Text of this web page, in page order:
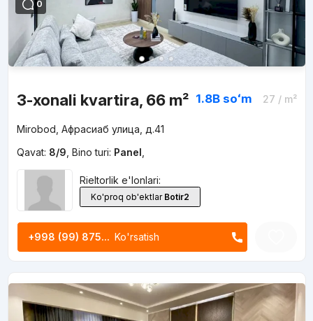
0
3-xonali kvartira, 66 m² 1.8B soʻm 27 / m²
Mirobod, Афрасиаб улица, д.41
Qavat: 8/9 Bino turi: Panel
Rieltorlik e'lonlari:
Ko'proq ob'ektlar Botir2
+998 (99) 875... Ko'rsatish